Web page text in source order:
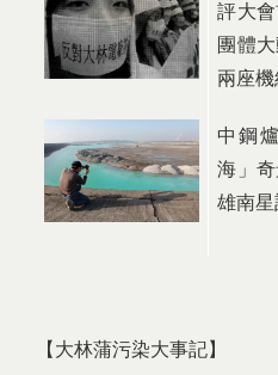
評大
團體
兩座機
中鋼
海」
雄南星
【大林蒲污染大事記】